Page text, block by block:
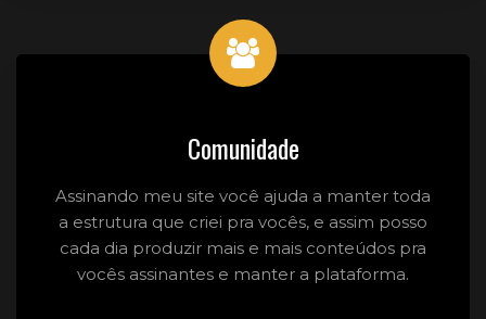
Comunidade
Assinando meu site você ajuda a manter toda
a estrutura que criei pra vocês, e assim posso
cada dia produzir mais e mais conteúdos pra
vocês assinantes e manter a plataforma.